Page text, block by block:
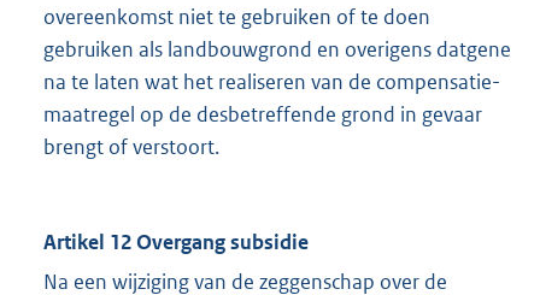
overeenkomst niet te gebruiken of te doen
gebruiken als landbouwgrond en overigens datgene
na te laten wat het realiseren van de compensatie-
maatregel op de desbetreffende grond in gevaar
brengt of verstoort.
Artikel 12 Overgang subsidie
Na een wijziging van de zeggenschap over de